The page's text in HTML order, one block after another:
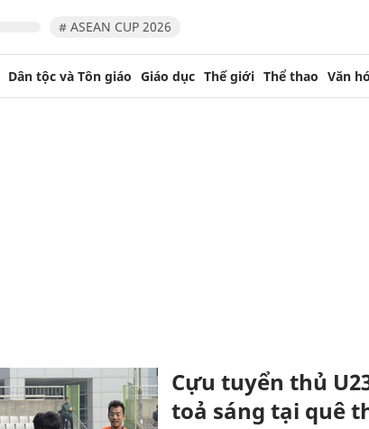
# ASEAN CUP 2026
Dân tộc và Tôn giáo Giáo dục Thế giới Thể thao Văn
Cựu tuyển thủ
toả sáng tại quê